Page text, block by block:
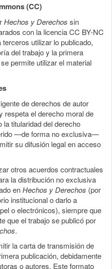
(CC)
Hechos y Derechos sin
con la licencia CC BY-NC
utilizar lo publicado,
del trabajo y la primera
permite utilizar el material
de derechos de autor
respeta el derecho moral de
titularidad del derecho
—de forma no exclusiva—
su difusión legal en acceso
otros acuerdos contractuales
la distribución no exclusiva
enHechos y Derechos (por
institucional o darlo a
o electrónicos), siempre que
que el trabajo se publicó por
.
la carta de transmisión de
publicación, debidamente
o autores. Este formato